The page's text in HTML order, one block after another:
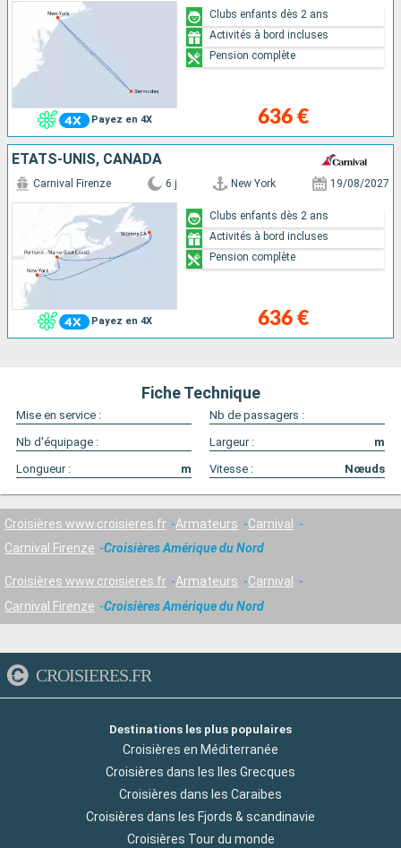
Payez en 4X 636 €
Clubs enfants dès 2 ans
Activités à bord incluses
Pension complète
ÉTATS-UNIS, CANADA
Payez en 4X
Carnival Firenze 6 j New York 19/08/2027
636 €
Clubs enfants dès 2 ans
Activités à bord incluses
Pension complète
Fiche Technique
Mise en service :
Nb de passagers :
Nb d'équipage :
Largeur :
m
Longueur :
m Vitesse : Nœuds
Croisières www.croisieres.fr Armateurs
Carnival
Carnival Firenze
Croisières Amérique du Nord
Croisières www.croisieres.fr Armateurs
Carnival
Carnival Firenze
Croisières Amérique du Nord
CROISIERES.FR
Destinations les plus populaires
Croisières en Méditerranée
Croisières dans les Iles Grecques
Croisières dans les Caraibes
Croisières dans les Fjords & scandinavie
Croisières Tour du monde